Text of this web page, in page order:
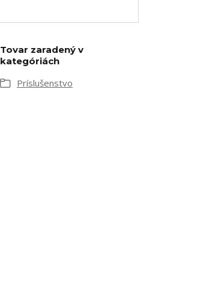
Tovar zaradený v
kategóriách
Príslušenstvo